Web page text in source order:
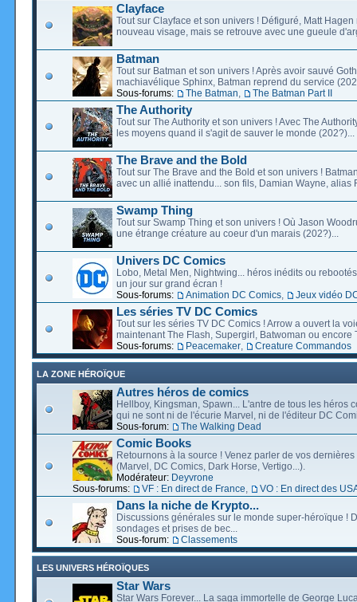
Clayface
Tout sur Clayface et son univers ! Défiguré, Matt Hagen
nouveau visage, mais se retrouve avec une gueule
Batman
Tout sur Batman et son univers ! Après avoir sauvé
machiavélique Sphinx, Batman reprend du service
Sous-forums:
The Batman The Batman Part II
The Authority
Tout sur The Authority et son univers ! Avec The
les moyens quand il s'agit de sauver le monde (202?)...
The Brave and the Bold
Tout sur The Brave and the Bold et son univers !
avec un allié inattendu... son fils, Damian Wayne, alias
Swamp Thing
Tout sur Swamp Thing et son univers ! Où Jason
une étrange créature au coeur d'un marais (202?)...
Univers DC Comics
Lobo, Metal Men, Nightwing... héros inédits ou
un jour sur grand écran !
Sous-forums:
Animation DC Comics Jeux vidéo
Les séries TV DC Comics
Tout sur les séries TV DC Comics ! Arrow a ouvert la
maintenant The Flash, Supergirl, Batwoman ou encore
Sous-forums:
Peacemaker Creature Commandos
LA ZONE HÉROÏQUE
Autres héros de comics
Hellboy, Kingsman, Spawn... L'antre de tous les héros
qui ne sont ni de l'écurie Marvel, ni de l'éditeur DC
Sous-forum:
The Walking Dead
Comic Books
Retournons à la source ! Venez parler de vos dernières
(Marvel, DC Comics, Dark Horse, Vertigo...).
Modérateur: Deyvrone
Sous-forums:
VF : En direct de France VO : En direct des
Dans la niche de Krypto...
Discussions générales sur le monde super-héroïque !
sondages et prises de bec...
Sous-forum:
Classements
LES UNIVERS HÉROÏQUES
Star Wars
Star Wars Forever... La saga immortelle de George